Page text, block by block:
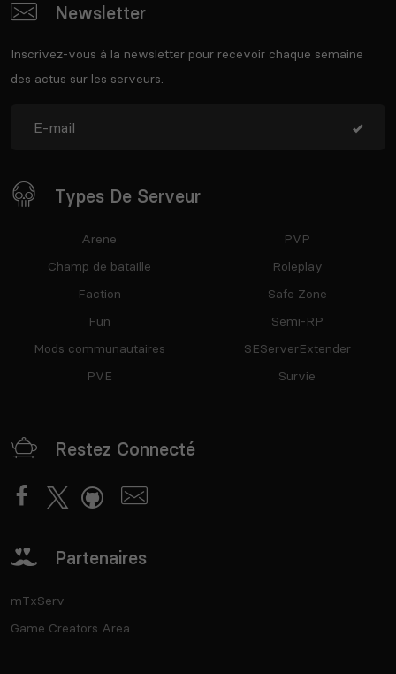
Newsletter
Inscrivez-vous à la newsletter pour recevoir chaque semaine
des actus sur les serveurs.
Types De Serveur
Arene
Champ de bataille
Faction
Fun
Mods communautaires
PVE
PVP
Roleplay
Safe Zone
Semi-RP
SEServerExtender
Survie
Restez Connecté
Partenaires
mTxServ
Game Creators Area